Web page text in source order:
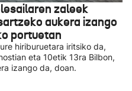
zaleek
aukera izango
portuetan
hiriburuetara iritsiko da,
eta 10etik 13ra Bilbon,
izango da, doan.